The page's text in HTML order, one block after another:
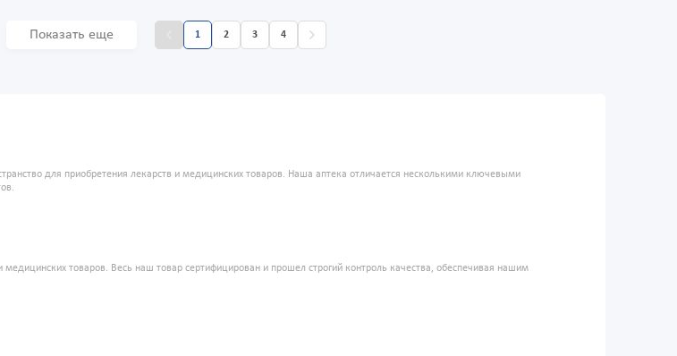
Показать еще 1 2 3 4
для приобретения лекарств и медицинских товаров. Наша аптека отличается несколькими ключевыми
медицинских товаров. Весь наш товар сертифицирован и прошел строгий контроль качества, обеспечивая нашим